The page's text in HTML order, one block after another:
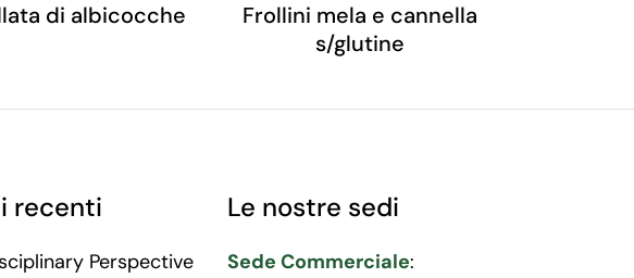
di albicocche
Frollini mela e cannella
s/glutine
recenti
Perspective
Le nostre sedi
Sede Commerciale: